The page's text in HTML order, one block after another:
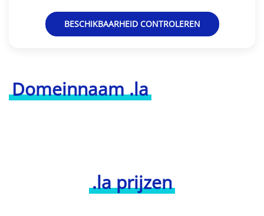
Domeinnaam .la
BESCHIKBAARHEID CONTROLEREN
.la prijzen